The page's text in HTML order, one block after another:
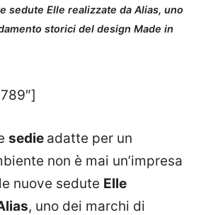
sedute Elle realizzate da Alias, uno
storici del design Made in
sedie adatte per un
non è mai un’impresa
nuove sedute Elle
, uno dei marchi di